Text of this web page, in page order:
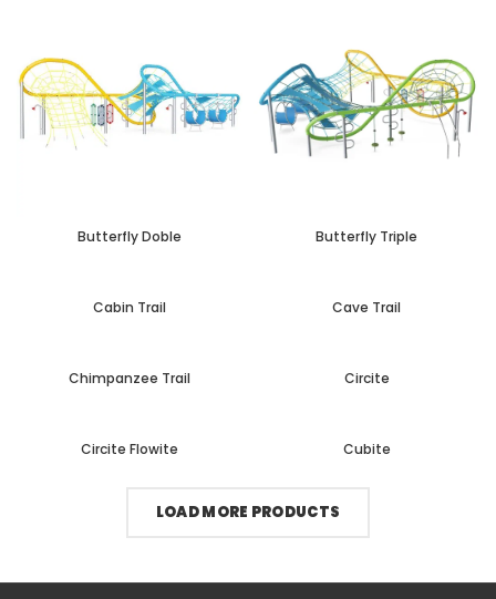
Butterfly Doble Butterfly Triple
Cabin Trail Cave Trail
Chimpanzee Trail Circite
Circite Flowite Cubite
LOAD MORE PRODUCTS